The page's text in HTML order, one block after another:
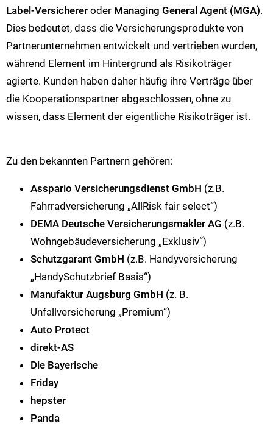
Label-Versicherer oder Managing General Agent (MGA).
Dies bedeutet, dass die Versicherungsprodukte von
Partnerunternehmen entwickelt und vertrieben wurden,
während Element im Hintergrund als Risikoträger
agierte. Kunden haben daher häufig ihre Verträge über
die Kooperationspartner abgeschlossen, ohne zu
wissen, dass Element der eigentliche Risikoträger ist.
Zu den bekannten Partnern gehören:
Asspario Versicherungsdienst GmbH (z.B.
Fahrradversicherung „AllRisk fair select“)
DEMA Deutsche Versicherungsmakler AG (z.B.
Wohngebäudeversicherung „Exklusiv“)
Schutzgarant GmbH (z.B. Handyversicherung
„HandySchutzbrief Basis“)
Manufaktur Augsburg GmbH (z. B.
Unfallversicherung „Premium“)
Auto Protect
direkt-AS
Die Bayerische
Friday
hepster
Panda